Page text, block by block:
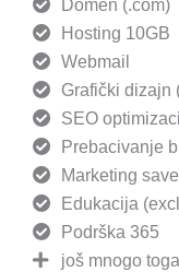
Domen (.com)
Hosting 10GB
Webmail
Grafički dizajn
SEO
Prebacivanje
Marketing
Edukacija
Podrška 365
još mnogo